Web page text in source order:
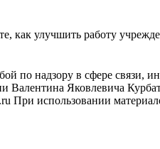
как улучшить работу
по надзору в сфере связи,
Валентина Яковлевича
При использовании